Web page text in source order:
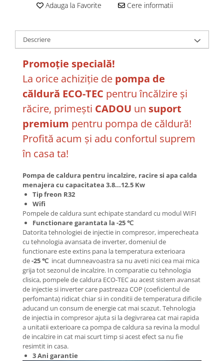
Adauga la Favorite Cere informatii
Descriere
Promoție specială!
La orice achiziție de pompa de
căldură ECO-TEC pentru încălzire și
răcire, primești CADOU un suport
premium pentru pompa de căldură!
Profită acum și adu confortul suprem
în casa ta!
Pompa de caldura pentru incalzire, racire si apa calda
menajera cu capacitatea 3.8...12.5 Kw
Tip freon R32
Wifi
Pompele de caldura sunt echipate standard cu modul WIFI
Functionare garantata la -25 ℃
Datorita tehnologiei de injectie in compresor, imperecheata
cu tehnologia avansata de inverter, domeniul de
functionare este extins pana la temperatura exterioara
de-25 ℃ incat dumneavoastra sa nu aveti nici cea mai mica
grija tot sezonul de incalzire. In comparatie cu tehnologia
clisica, pompele de caldura ECO-TEC au acest sistem avansat
de injectie si inverter care pastreaza COP (coeficientul de
perfomanta) ridicat chiar si in conditii de temperatura dificile
aducand un consum de energie cat mai scazut. Tehnologia
de injectia in compresor ajuta si la degivrarea cat mai rapida
a unitatii exterioare ca pompa de caldura sa revina la modul
de incalzire in cat mai scurt timp si acest efect sa nu fie
resimtit in casa.
3 Ani garantie